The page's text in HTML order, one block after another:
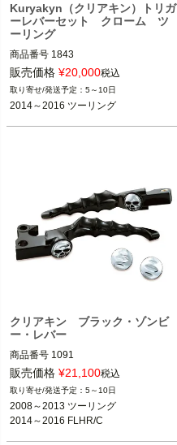
Kuryakyn（クリアキン）トリガ
ーレバーセット クローム ツ
ーリング
商品番号 1843
2014～2016 ツーリング FLHX、FLH
※油圧クラッチ車
※FLHR/Cは不可
販売価格 ¥20,000税込
5～10日
2014～2016 ツーリング
クリアキン ブラック・ゾンビ
ー・レバー
商品番号 1091
2008～2013 ツーリング
※ハイドロクラッチ車除く
kuryakyn（クリアキン）
販売価格 ¥21,100税込
5～10日
2008～2013 ツーリング
2014～2016 FLHR/C